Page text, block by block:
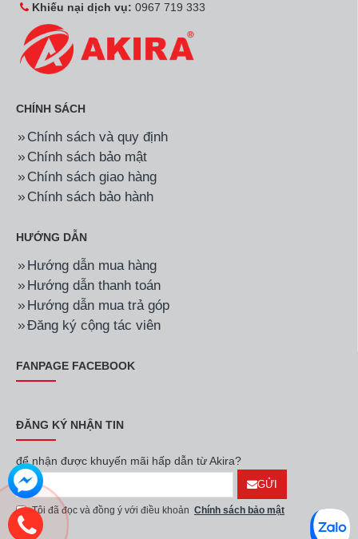
Khiếu nại dịch vụ: 0967 719 333
CHÍNH SÁCH
Chính sách và quy định
Chính sách bảo mật
Chính sách giao hàng
Chính sách bảo hành
HƯỚNG DẪN
Hướng dẫn mua hàng
Hướng dẫn thanh toán
Hướng dẫn mua trả góp
Đăng ký cộng tác viên
FANPAGE FACEBOOK
ĐĂNG KÝ NHẬN TIN
để nhận được khuyến mãi hấp dẫn từ Akira?
GỬI
Tôi đã đọc và đồng ý với điều khoản Chính sách bảo mật